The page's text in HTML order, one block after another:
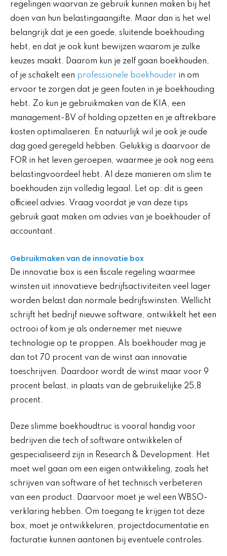
regelingen waarvan ze gebruik kunnen maken bij het
doen van hun belastingaangifte. Maar dan is het wel
belangrijk dat je een goede, sluitende boekhouding
hebt, en dat je ook kunt bewijzen waarom je zulke
keuzes maakt. Daarom kun je zelf gaan boekhouden,
of je schakelt een professionele boekhouder in om
ervoor te zorgen dat je geen fouten in je boekhouding
hebt. Zo kun je gebruikmaken van de KIA, een
management-BV of holding opzetten en je aftrekbare
kosten optimaliseren. En natuurlijk wil je ook je oude
dag goed geregeld hebben. Gelukkig is daarvoor de
FOR in het leven geroepen, waarmee je ook nog eens
belastingvoordeel hebt. Al deze manieren om slim te
boekhouden zijn volledig legaal. Let op: dit is geen
officieel advies. Vraag voordat je van deze tips
gebruik gaat maken om advies van je boekhouder of
accountant.
Gebruikmaken van de innovatie box
De innovatie box is een fiscale regeling waarmee
winsten uit innovatieve bedrijfsactiviteiten veel lager
worden belast dan normale bedrijfswinsten. Wellicht
schrijft het bedrijf nieuwe software, ontwikkelt het een
octrooi of kom je als ondernemer met nieuwe
technologie op te proppen. Als boekhouder mag je
dan tot 70 procent van de winst aan innovatie
toeschrijven. Daardoor wordt de winst maar voor 9
procent belast, in plaats van de gebruikelijke 25,8
procent.
Deze slimme boekhoudtruc is vooral handig voor
bedrijven die tech of software ontwikkelen of
gespecialiseerd zijn in Research & Development. Het
moet wel gaan om een eigen ontwikkeling, zoals het
schrijven van software of het technisch verbeteren
van een product. Daarvoor moet je wel een WBSO-
verklaring hebben. Om toegang te krijgen tot deze
box, moet je ontwikkeluren, projectdocumentatie en
facturatie kunnen aantonen bij eventuele controles.